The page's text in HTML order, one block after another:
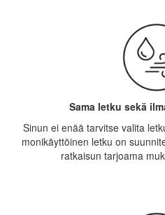
Sama letku sekä
Sinun ei enää tarvitse valita
monikäyttöinen letku on
ratkaisun tarjoama